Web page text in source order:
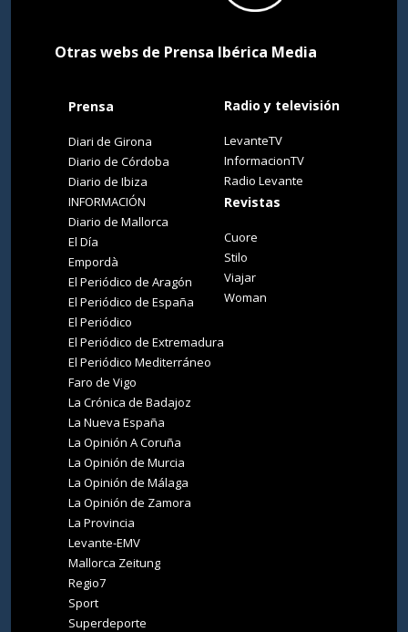
Otras webs de Prensa Ibérica Media
Prensa
Diari de Girona
Diario de Córdoba
Diario de Ibiza
INFORMACIÓN
Diario de Mallorca
El Día
Empordà
El Periódico de Aragón
El Periódico de España
El Periódico
El Periódico de Extremadura
El Periódico Mediterráneo
Faro de Vigo
La Crónica de Badajoz
La Nueva España
La Opinión A Coruña
La Opinión de Murcia
La Opinión de Málaga
La Opinión de Zamora
La Provincia
Levante-EMV
Mallorca Zeitung
Regio7
Sport
Superdeporte
Radio y televisión
LevanteTV
InformacionTV
Radio Levante
Revistas
Cuore
Stilo
Viajar
Woman